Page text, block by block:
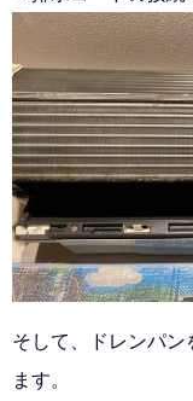
そして、ドレンパン
ます。